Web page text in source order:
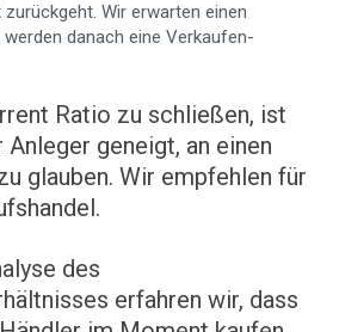
Wir erwarten einen
danach eine Verkaufen-
Ratio zu schließen, ist
Anleger geneigt, an einen
glauben. Wir empfehlen für
des
erfahren wir, dass